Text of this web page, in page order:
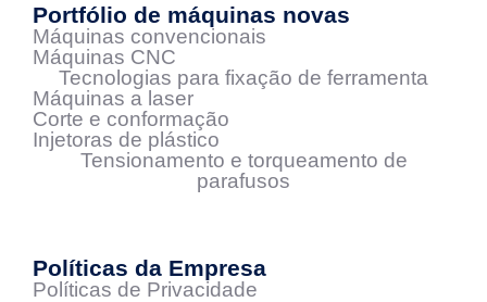
Portfólio de máquinas novas
Máquinas convencionais
Máquinas CNC
Tecnologias para fixação de ferramenta
Máquinas a laser
Corte e conformação
Injetoras de plástico
Tensionamento e torqueamento de
parafusos
Políticas da Empresa
Políticas de Privacidade